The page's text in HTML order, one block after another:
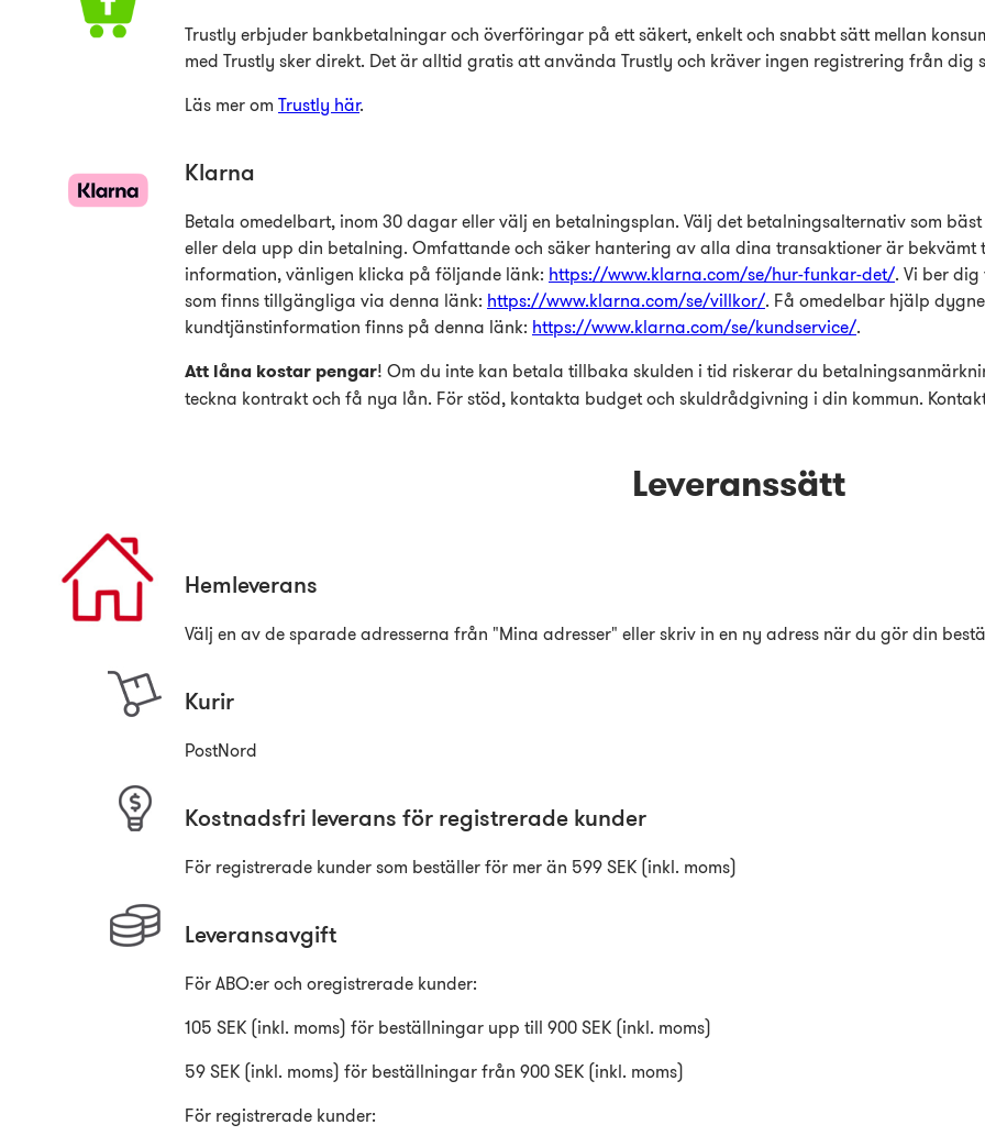
Trustly erbjuder bankbetalningar och överföringar på ett säkert, enkelt och snabbt sätt mellan
med Trustly sker direkt. Det är alltid gratis att använda Trustly och kräver ingen registrering från dig
Läs mer om Trustly här.
Klarna
Betala omedelbart, inom 30 dagar eller välj en betalningsplan. Välj det betalningsalternativ som
eller dela upp din betalning. Omfattande och säker hantering av alla dina transaktioner är
information, vänligen klicka på följande länk: https://www.klarna.com/se/hur-funkar-det/. Vi ber
som finns tillgängliga via denna länk: https://www.klarna.com/se/villkor/. Få omedelbar hjälp
kundtjänstinformation finns på denna länk: https://www.klarna.com/se/kundservice/.
Att låna kostar pengar! Om du inte kan betala tillbaka skulden i tid riskerar du
teckna kontrakt och få nya lån. För stöd, kontakta budget och skuldrådgivning i din kommun.
Leveranssätt
Hemleverans
Välj en av de sparade adresserna från "Mina adresser" eller skriv in en ny adress när du gör din
Kurir
PostNord
Kostnadsfri leverans för registrerade kunder
För registrerade kunder som beställer för mer än 599 SEK (inkl. moms)
Leveransavgift
För ABO:er och oregistrerade kunder:
105 SEK (inkl. moms) för beställningar upp till 900 SEK (inkl. moms)
59 SEK (inkl. moms) för beställningar från 900 SEK (inkl. moms)
För registrerade kunder: